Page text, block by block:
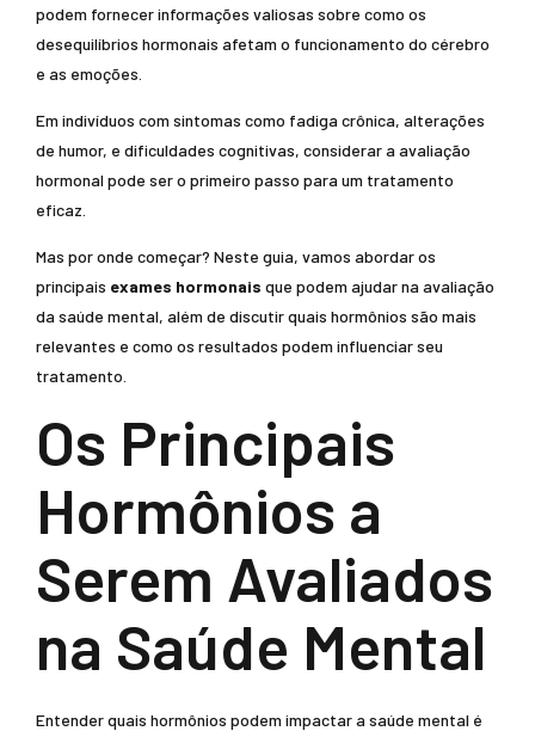
podem fornecer informações valiosas sobre como os
desequilíbrios hormonais afetam o funcionamento do cérebro
e as emoções.
Em indivíduos com sintomas como fadiga crônica, alterações
de humor, e dificuldades cognitivas, considerar a avaliação
hormonal pode ser o primeiro passo para um tratamento
eficaz.
Mas por onde começar? Neste guia, vamos abordar os
principais exames hormonais que podem ajudar na avaliação
da saúde mental, além de discutir quais hormônios são mais
relevantes e como os resultados podem influenciar seu
tratamento.
Os Principais
Hormônios a
Serem Avaliados
na Saúde Mental
Entender quais hormônios podem impactar a saúde mental é